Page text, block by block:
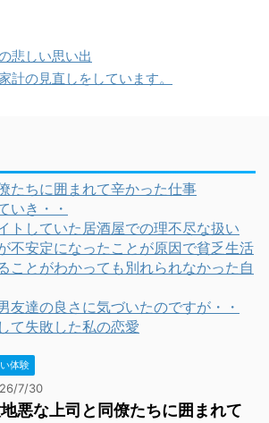
悲しい思い出
計の見直しをしています。
たちに囲まれて辛かった仕事
いき・・
トしていた居酒屋での理不尽な扱い
不安定になったことが原因で貧乏生活
ことがわかっても別れられなかった自
友達の良さに気づいたのですが・・
て失敗した私の恋愛
体験
7/30
悪な上司と同僚たちに囲まれて